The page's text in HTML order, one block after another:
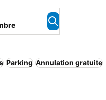
Parking Annulation gratuite